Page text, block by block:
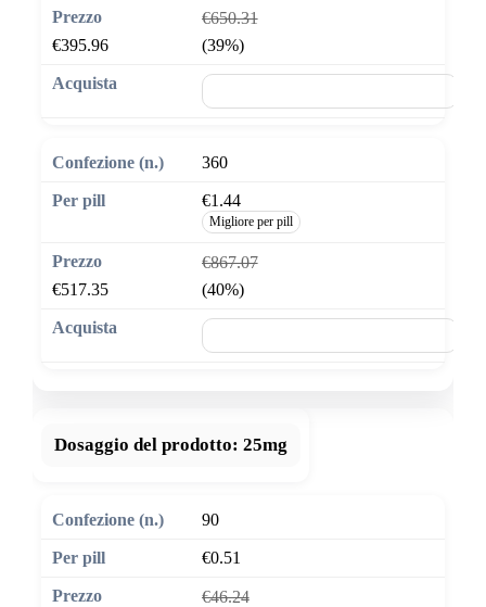
€650.31
€395.96
(39%)
360
€1.44
Migliore per pill
€867.07
€517.35
(40%)
Dosaggio del prodotto: 25mg
90
€0.51
€46.24